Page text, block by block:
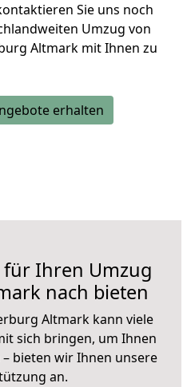
Sie uns noch
Umzug von
Altmark mit Ihnen zu
erhalten
Ihren Umzug
nach bieten
Altmark kann viele
sich bringen, um Ihnen
bieten wir Ihnen unsere
an.